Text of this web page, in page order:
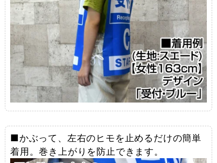
■かぶって、左右のヒモを止めるだけの簡単
着用。巻き上がりを防止できます。